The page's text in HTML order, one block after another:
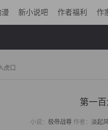
漫 新小说吧 作者福利 作
虎口
第一
小说： 极帝战尊作者： 淡起